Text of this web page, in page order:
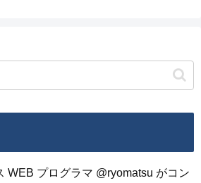
WEB プログラマ @ryomatsu がコン